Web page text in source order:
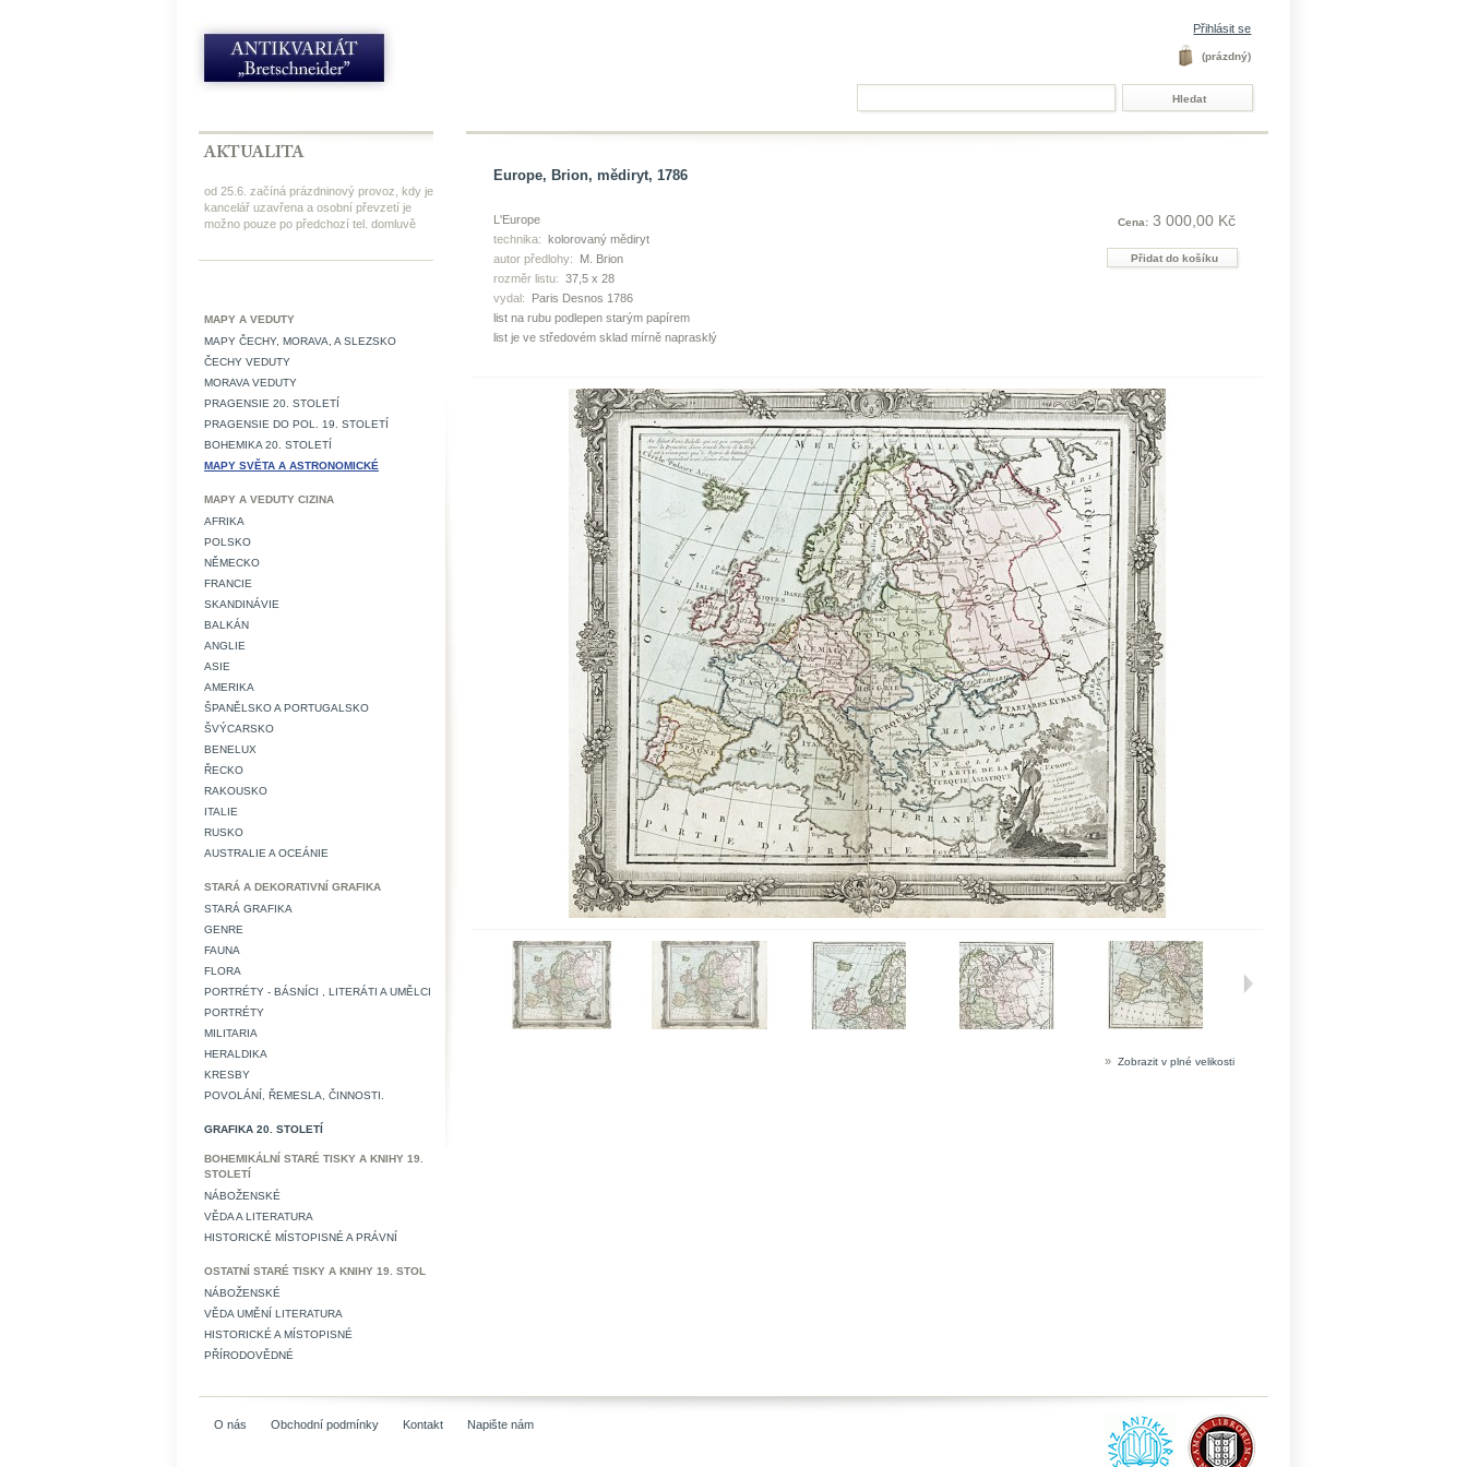
Přihlásit se
(prázdný)
od 25.6. začíná prázdninový provoz, kdy je
kancelář uzavřena a osobní převzetí je
možno pouze po předchozí tel. domluvě
MAPY A VEDUTY
MAPY ČECHY, MORAVA, A SLEZSKO
ČECHY VEDUTY
MORAVA VEDUTY
PRAGENSIE 20. STOLETÍ
PRAGENSIE DO POL. 19. STOLETÍ
BOHEMIKA 20. STOLETÍ
MAPY SVĚTA A ASTRONOMICKÉ
MAPY A VEDUTY CIZINA
AFRIKA
POLSKO
NĚMECKO
FRANCIE
SKANDINÁVIE
BALKÁN
ANGLIE
ASIE
AMERIKA
ŠPANĚLSKO A PORTUGALSKO
ŠVÝCARSKO
BENELUX
ŘECKO
RAKOUSKO
ITALIE
RUSKO
AUSTRALIE A OCEÁNIE
STARÁ A DEKORATIVNÍ GRAFIKA
STARÁ GRAFIKA
GENRE
FAUNA
FLORA
PORTRÉTY - BÁSNÍCI , LITERÁTI A UMĚLCI
PORTRÉTY
MILITARIA
HERALDIKA
KRESBY
POVOLÁNÍ, ŘEMESLA, ČINNOSTI.
GRAFIKA 20. STOLETÍ
BOHEMIKÁLNÍ STARÉ TISKY A KNIHY 19.
STOLETÍ
NÁBOŽENSKÉ
VĚDA A LITERATURA
HISTORICKÉ MÍSTOPISNÉ A PRÁVNÍ
OSTATNÍ STARÉ TISKY A KNIHY 19. STOL
NÁBOŽENSKÉ
VĚDA UMĚNÍ LITERATURA
HISTORICKÉ A MÍSTOPISNÉ
PŘÍRODOVĚDNÉ
Europe, Brion, mědiryt, 1786
L'Europe
technika: kolorovaný mědiryt
autor předlohy:
M. Brion
rozměr listu: 37,5 x 28
vydal:
Paris Desnos 1786
list na rubu podlepen starým papírem
list je ve středovém sklad mírně naprasklý
Cena: 3 000,00 Kč
» Zobrazit v plné velikosti
O nás Obchodní podmínky Kontakt Napište nám